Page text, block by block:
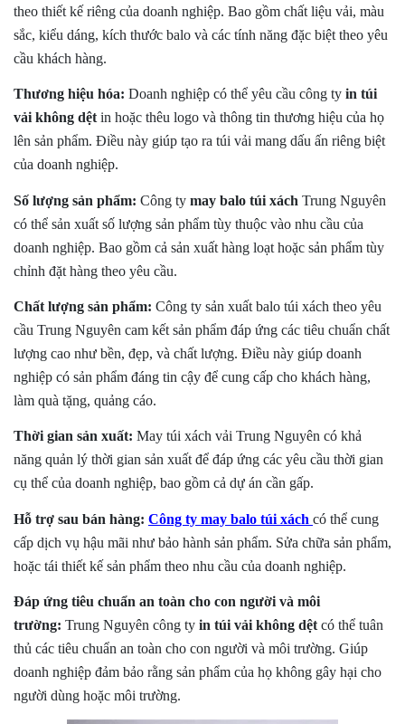
theo thiết kế riêng của doanh nghiệp. Bao gồm chất liệu vải, màu
sắc, kiểu dáng, kích thước balo và các tính năng đặc biệt theo yêu
cầu khách hàng.
Thương hiệu hóa: Doanh nghiệp có thể yêu cầu công ty in túi
vải không dệt in hoặc thêu logo và thông tin thương hiệu của họ
lên sản phẩm. Điều này giúp tạo ra túi vải mang dấu ấn riêng biệt
của doanh nghiệp.
Số lượng sản phẩm: Công ty may balo túi xách Trung Nguyên
có thể sản xuất số lượng sản phẩm tùy thuộc vào nhu cầu của
doanh nghiệp. Bao gồm cả sản xuất hàng loạt hoặc sản phẩm tùy
chỉnh đặt hàng theo yêu cầu.
Chất lượng sản phẩm: Công ty sản xuất balo túi xách theo yêu
cầu Trung Nguyên cam kết sản phẩm đáp ứng các tiêu chuẩn chất
lượng cao như bền, đẹp, và chất lượng. Điều này giúp doanh
nghiệp có sản phẩm đáng tin cậy để cung cấp cho khách hàng,
làm quà tặng, quảng cáo.
Thời gian sản xuất: May túi xách vải Trung Nguyên có khả
năng quản lý thời gian sản xuất để đáp ứng các yêu cầu thời gian
cụ thể của doanh nghiệp, bao gồm cả dự án cần gấp.
Hỗ trợ sau bán hàng: Công ty may balo túi xách có thể cung
cấp dịch vụ hậu mãi như bảo hành sản phẩm. Sửa chữa sản phẩm,
hoặc tái thiết kế sản phẩm theo nhu cầu của doanh nghiệp.
Đáp ứng tiêu chuẩn an toàn cho con người và môi
trường: Trung Nguyên công ty in túi vải không dệt có thể tuân
thủ các tiêu chuẩn an toàn cho con người và môi trường. Giúp
doanh nghiệp đảm bảo rằng sản phẩm của họ không gây hại cho
người dùng hoặc môi trường.